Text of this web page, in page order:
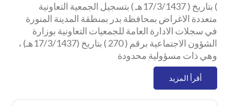
) بتاريخ ( 17/3/1437هـ ) بتسجيل الجمعية التعاونية
متعددة الاغراض بمحافظة بدر بمنطقة المدينة المنورة
في سجلات الادارة العامة للجمعيات التعاونية بوزارة
الشؤون الاجتماعية برقم ( 270 ) بتاريخ (17/3/1437هـ) ،
وهي ذات مسؤولية محدودة
أقرأ المزيد